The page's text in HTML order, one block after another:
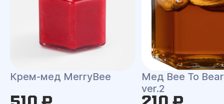
Крем-мед MerryBee
Мед Bee To
ver.2